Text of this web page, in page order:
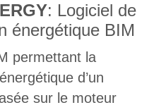
: Logiciel de
énergétique BIM
permettant la
d’un
sur le moteur